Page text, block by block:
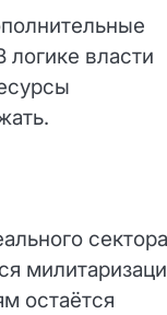
власти
сектора
остаётся